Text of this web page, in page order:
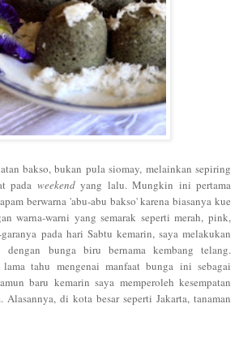
bakso, bukan pula siomay, melainkan sepiring
pada weekendyang lalu. Mungkin ini pertama
berwarna 'abu-abu bakso' karena biasanya kue
warna-warni yang semarak seperti merah, pink,
pada hari Sabtu kemarin, saya melakukan
dengan bunga biru bernama kembang telang.
tahu mengenai manfaat bunga ini sebagai
baru kemarin saya memperoleh kesempatan
Alasannya, di kota besar seperti Jakarta, tanaman